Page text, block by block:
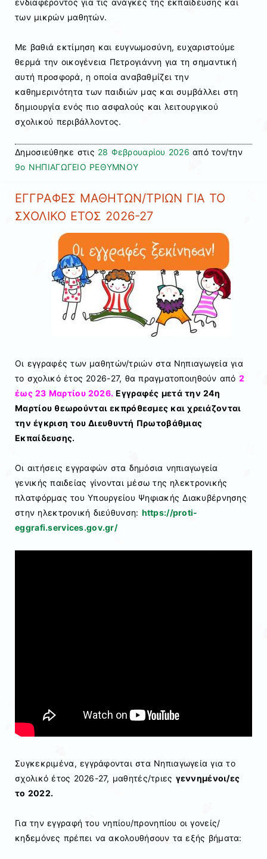
των μικρών μαθητών.
Με βαθιά εκτίμηση και ευγνωμοσύνη, ευχαριστούμε
θερμά την οικογένεια Πετρογιάννη για τη σημαντική
αυτή προσφορά, η οποία αναβαθμίζει την
καθημερινότητα των παιδιών μας και συμβάλλει στη
δημιουργία ενός πιο ασφαλούς και λειτουργικού
σχολικού περιβάλλοντος.
Δημοσιεύθηκε στις 28 Φεβρουαρίου 2026 από τον/την
9ο ΝΗΠΙΑΓΩΓΕΙΟ ΡΕΘΥΜΝΟΥ
ΕΓΓΡΑΦΕΣ ΜΑΘΗΤΩΝ/ΤΡΙΩΝ ΓΙΑ ΤΟ
ΣΧΟΛΙΚΟ ΕΤΟΣ 2026-27
Οι εγγραφές των μαθητών/τριών στα Νηπιαγωγεία για
το σχολικό έτος 2026-27, θα πραγματοποιηθούν από 2
έως 23 Μαρτίου 2026. Εγγραφές μετά την 24η
Μαρτίου θεωρούνται εκπρόθεσμες και χρειάζονται
την έγκριση του Διευθυντή Πρωτοβάθμιας
Εκπαίδευσης.
Οι αιτήσεις εγγραφών στα δημόσια νηπιαγωγεία
γενικής παιδείας γίνονται μέσω της ηλεκτρονικής
πλατφόρμας του Υπουργείου Ψηφιακής Διακυβέρνησης
στην ηλεκτρονική διεύθυνση: https://proti-
eggrafi.services.gov.gr/
Συγκεκριμένα, εγγράφονται στα Νηπιαγωγεία για το
σχολικό έτος 2026-27, μαθητές/τριες γεννημένοι/ες
το 2022.
Για την εγγραφή του νηπίου/προνηπίου οι γονείς/
κηδεμόνες πρέπει να ακολουθήσουν τα εξής βήματα: